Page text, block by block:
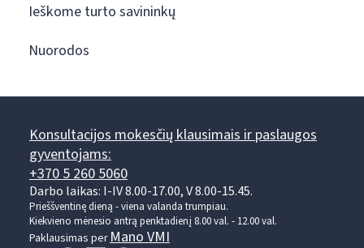
Ieškome turto savininkų
Nuorodos
Konsultacijos mokesčių klausimais ir paslaugos
gyventojams:
+370 5 260 5060
Darbo laikas: I-IV 8.00-17.00, V 8.00-15.45.
Prieššventinę dieną - viena valanda trumpiau.
Kiekvieno mėnesio antrą penktadienį 8.00 val. - 12.00 val.
Paklausimas per Mano VMI